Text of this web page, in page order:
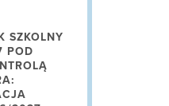
SZKOLNY
POD